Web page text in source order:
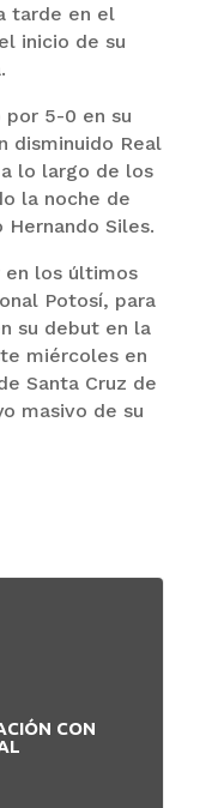
tarde en el
inicio de su
5-0 en su
disminuido Real
lo largo de los
la noche de
Siles.
en los últimos
Potosí, para
su debut en la
miércoles en
Santa Cruz de
masivo de su
CON